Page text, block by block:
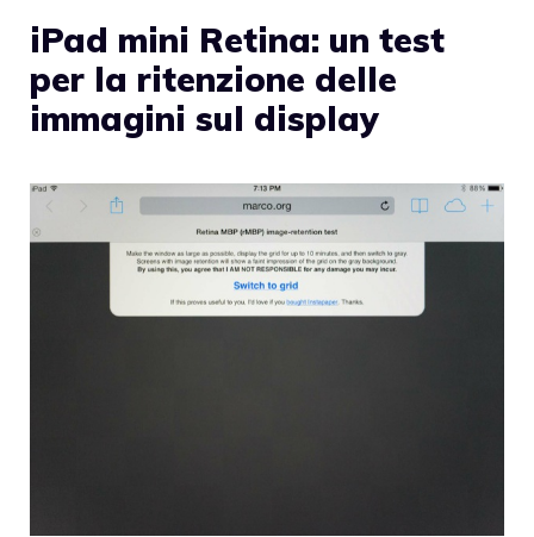
iPad mini Retina: un test
per la ritenzione delle
immagini sul display